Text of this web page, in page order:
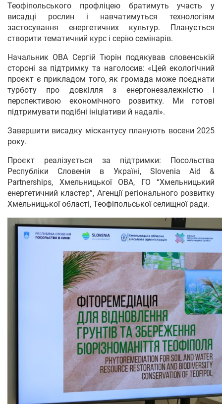
Теофіпольського профліцею братимуть участь у
висадці рослин і навчатимуться технологіям
застосування енергетичних культур. Планується
створити тематичний курс і серію семінарів.
Начальник ОВА Сергій Тюрін подякував словенській
стороні за підтримку та наголосив: «Цей екологічний
проєкт є прикладом того, як громада може поєднати
турботу про довкілля з енергонезалежністю і
перспективою економічного розвитку. Ми готові
підтримувати подібні ініціативи й надалі».
Завершити висадку міскантусу планують восени 2025
року.
Проєкт реалізується за підтримки: Посольства
Республіки Словенія в Україні, Slovenia Aid &
Partnerships, Хмельницької ОВА, ГО “Хмельницький
енергетичний кластер”, Агенції регіонального розвитку
Хмельницької області, Теофіпольської селищної ради.